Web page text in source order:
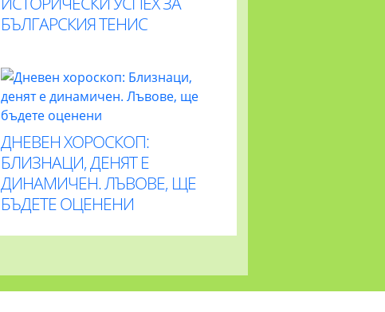
БЪЛГАРСКИЯ ТЕНИС
ДНЕВЕН ХОРОСКОП:
БЛИЗНАЦИ, ДЕНЯТ Е
ДИНАМИЧЕН. ЛЪВОВЕ, ЩЕ
БЪДЕТЕ ОЦЕНЕНИ